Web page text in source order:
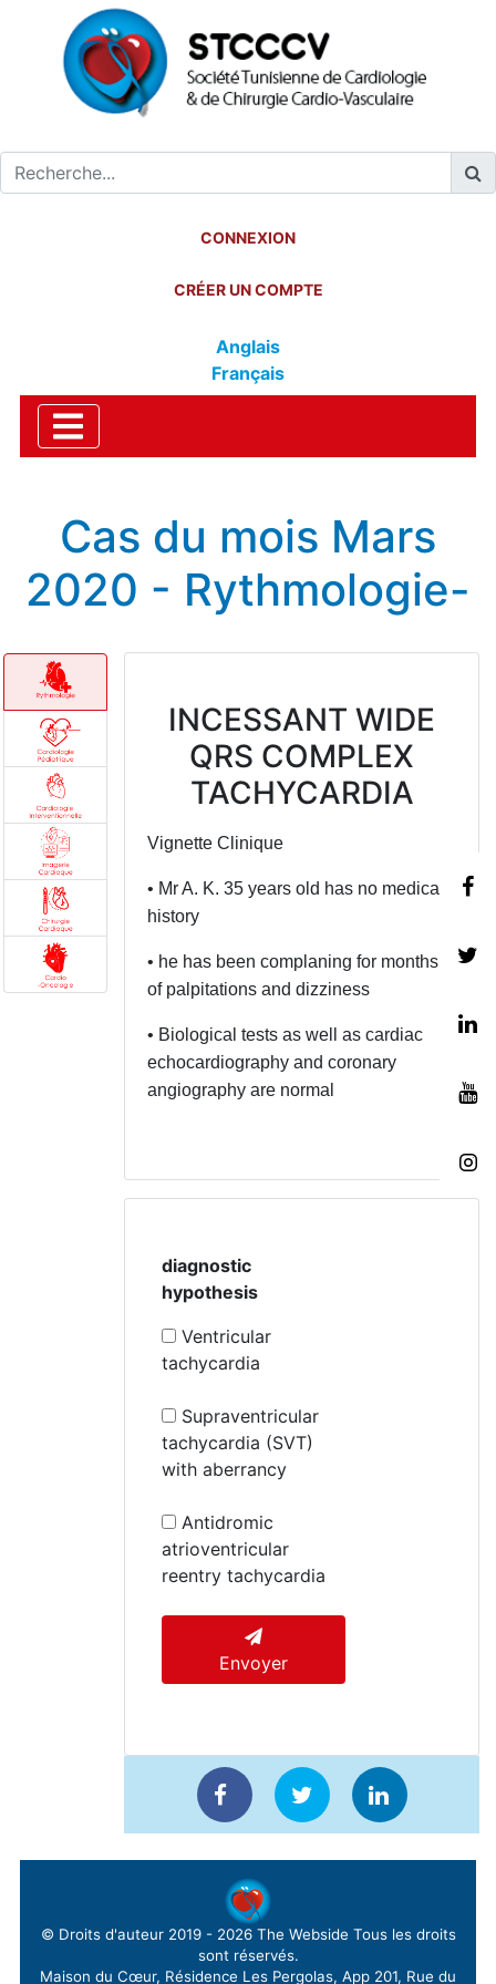
CONNEXION
CRÉER UN COMPTE
Anglais
Français
Cas du mois Mars
2020 - Rythmologie-
INCESSANT WIDE
QRS COMPLEX
TACHYCARDIA
Vignette Clinique
• Mr A. K. 35 years old has no medical
history
• he has been complaning for months
of palpitations and dizziness
• Biological tests as well as cardiac
echocardiography and coronary
angiography are normal
diagnostic
hypothesis
Ventricular
tachycardia
Supraventricular
tachycardia (SVT)
with aberrancy
Antidromic
atrioventricular
reentry tachycardia
Envoyer
© Droits d'auteur 2019 - 2026 The Webside Tous les droits
sont réservés.
Maison du Cœur, Résidence Les Pergolas, App 201, Rue du